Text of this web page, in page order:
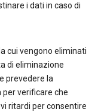
i dati in caso di
cui vengono eliminati
di eliminazione
prevedere la
verificare che
ritardi per consentire